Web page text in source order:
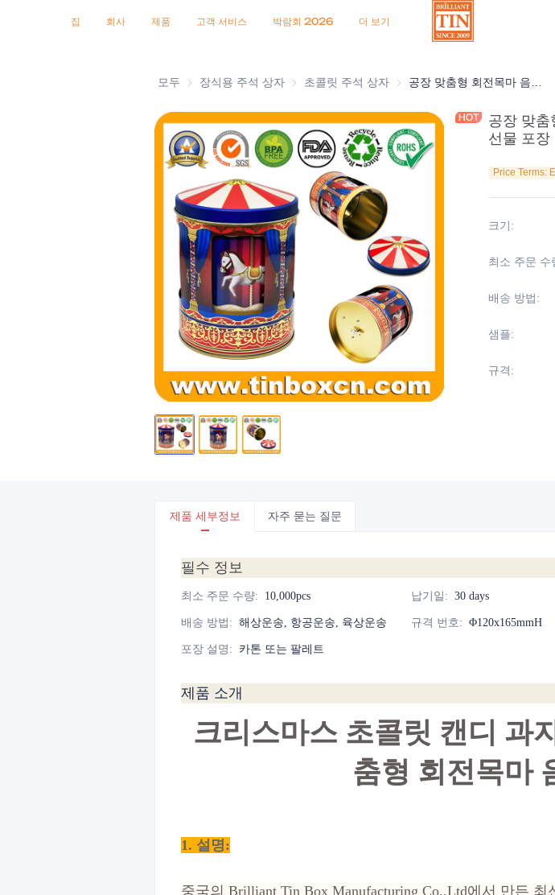
집 회사 제품 고객 서비스 박람회 2026
인증서
소식
제품 더 보기
모두 장식용 주석 상자 장식용 주석 상자
초콜릿 주석 상자 초콜릿 주석 상자
공장 맞춤
선물 포장
Price Terms:
크기 :
최소 주문 수
배송 방법 :
샘플:
규격 :
제품 세부정보 자주 묻는 질문
필수 정보
최소 주문 수량: 10,000pcs 납기일 : 30 days
배송 방법 : 해상운송, 항공운송, 육상운송 규격 번호: Φ120x165mmH
포장 설명 : 카톤 또는 팔레트
제품 소개
크리스마스 초콜릿 캔디 과
춤형 회전목마
1. 설명:
중국의 Brilliant Tin Box Manufacturing Co.,Ltd에서 만든